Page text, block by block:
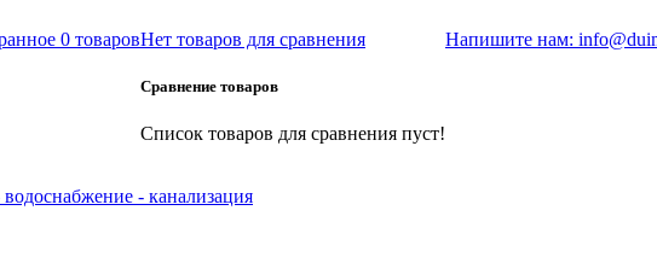
0 товаровНет товаров для сравнения
Сравнение товаров
Список товаров для сравнения пуст!
Напишите нам:
- канализация